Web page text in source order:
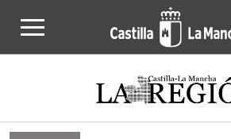
Noticias de la región